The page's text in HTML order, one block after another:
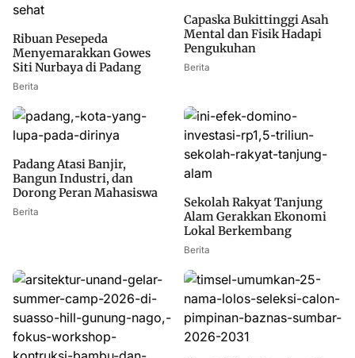
Ribuan Pesepeda
Menyemarakkan Gowes
Siti Nurbaya di Padang
Berita
Capaska Bukittinggi Asah
Mental dan Fisik Hadapi
Pengukuhan
Berita
Padang Atasi Banjir,
Bangun Industri, dan
Dorong Peran Mahasiswa
Berita
Sekolah Rakyat Tanjung
Alam Gerakkan Ekonomi
Lokal Berkembang
Berita